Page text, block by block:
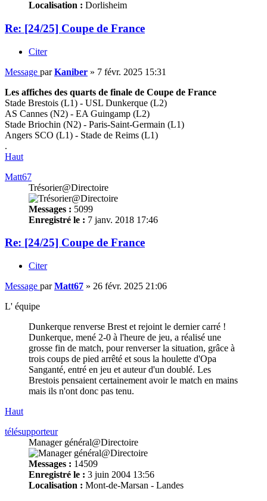
Localisation : Dorlisheim
Re: [24/25] Coupe de France
Citer
Message parKaniber » 7 févr. 2025 15:31
Les affiches des quarts de finale de Coupe de France
Stade Brestois (L1) - USL Dunkerque (L2)
AS Cannes (N2) - EA Guingamp (L2)
Stade Briochin (N2) - Paris-Saint-Germain (L1)
Angers SCO (L1) - Stade de Reims (L1)
.
Haut
Matt67
Trésorier@Directoire
Messages : 5099
Enregistré le : 7 janv. 2018 17:46
Re: [24/25] Coupe de France
Citer
Message parMatt67 » 26 févr. 2025 21:06
L' équipe
Dunkerque renverse Brest et rejoint le dernier carré !
Dunkerque, mené 2-0 à l'heure de jeu, a réalisé une
grosse fin de match, pour renverser la situation, grâce à
trois coups de pied arrêté et sous la houlette d'Opa
Sanganté, entré en jeu et auteur d'un doublé. Les
Brestois pensaient certainement avoir le match en mains
mais ils n'ont donc pas tenu.
Haut
télésupporteur
Manager général@Directoire
Messages : 14509
Enregistré le : 3 juin 2004 13:56
Localisation : Mont-de-Marsan - Landes